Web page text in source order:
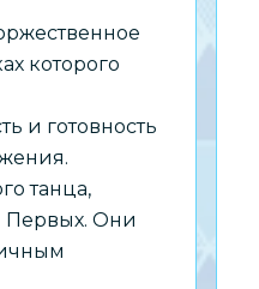
которого
и готовность
танца,
Первых. Они